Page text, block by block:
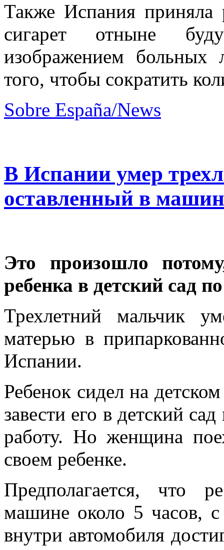
Также Испания
сигарет отныне
изображением
того, чтобы сократить
Sobre España/News
В Испании умер
оставленный в
Это произошло
ребенка в детский сад
Трехлетний мальчик
матерью в
Испании.
Ребенок сидел на
завести его в детский
работу. Но женщина
своем ребенке.
Предполагается, что
машине около 5 часов,
внутри автомобиля